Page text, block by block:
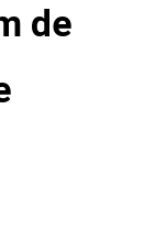
de